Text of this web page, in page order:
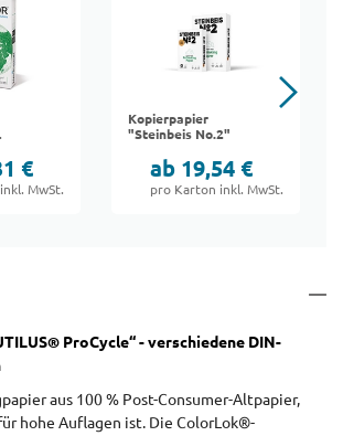
€
MwSt.
Kopierpapier
"Steinbeis No.2"
ab 19,54 €
pro Karton inkl. MwSt.
ProCycle“ - verschiedene DIN-
aus 100 % Post-Consumer-Altpapier,
hohe Auflagen ist. Die ColorLok®-